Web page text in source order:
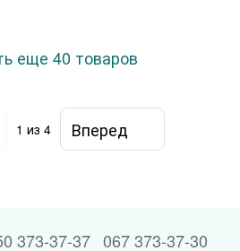
еще 40 товаров
1 из 4 Вперед
373-37-37 067 373-37-30